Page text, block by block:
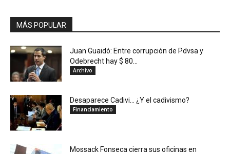
MÁS POPULAR
Juan Guaidó: Entre corrupción de Pdvsa y
Odebrecht hay $ 80...
Archivo
Desaparece Cadivi… ¿Y el cadivismo?
Financiamiento
Mossack Fonseca cierra sus oficinas en